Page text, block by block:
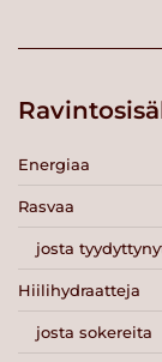
Energiaa
Rasvaa
josta
Hiilihydraatteja
josta sokereita